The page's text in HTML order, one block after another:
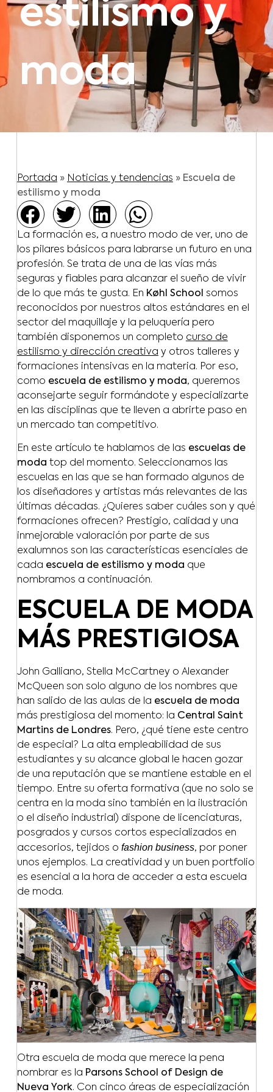
estilismo y
moda
Portada » Noticias y tendencias » Escuela de
estilismo y moda
La formación es, a nuestro modo de ver, uno de
los pilares básicos para labrarse un futuro en una
profesión. Se trata de una de las vías más
seguras y fiables para alcanzar el sueño de vivir
de lo que más te gusta. En Køhl School somos
reconocidos por nuestros altos estándares en el
sector del maquillaje y la peluquería pero
también disponemos un completo curso de
estilismo y dirección creativa y otros talleres y
formaciones intensivas en la materia. Por eso,
como escuela de estilismo y moda, queremos
aconsejarte seguir formándote y especializarte
en las disciplinas que te lleven a abrirte paso en
un mercado tan competitivo.
En este artículo te hablamos de las escuelas de
moda top del momento. Seleccionamos las
escuelas en las que se han formado algunos de
los diseñadores y artistas más relevantes de las
últimas décadas. ¿Quieres saber cuáles son y qué
formaciones ofrecen? Prestigio, calidad y una
inmejorable valoración por parte de sus
exalumnos son las características esenciales de
cada escuela de estilismo y moda que
nombramos a continuación.
ESCUELA DE MODA
MÁS PRESTIGIOSA
John Galliano, Stella McCartney o Alexander
McQueen son solo alguno de los nombres que
han salido de las aulas de la escuela de moda
más prestigiosa del momento: la Central Saint
Martins de Londres. Pero, ¿qué tiene este centro
de especial? La alta empleabilidad de sus
estudiantes y su alcance global le hacen gozar
de una reputación que se mantiene estable en el
tiempo. Entre su oferta formativa (que no solo se
centra en la moda sino también en la ilustración
o el diseño industrial) dispone de licenciaturas,
posgrados y cursos cortos especializados en
accesorios, tejidos o fashion business, por poner
unos ejemplos. La creatividad y un buen portfolio
es esencial a la hora de acceder a esta escuela
de moda.
Otra escuela de moda que merece la pena
nombrar es la Parsons School of Design de
Nueva York. Con cinco áreas de especialización